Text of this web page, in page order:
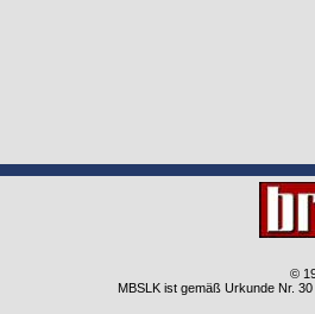
©
MBSLK ist gemäß Urkunde Nr.